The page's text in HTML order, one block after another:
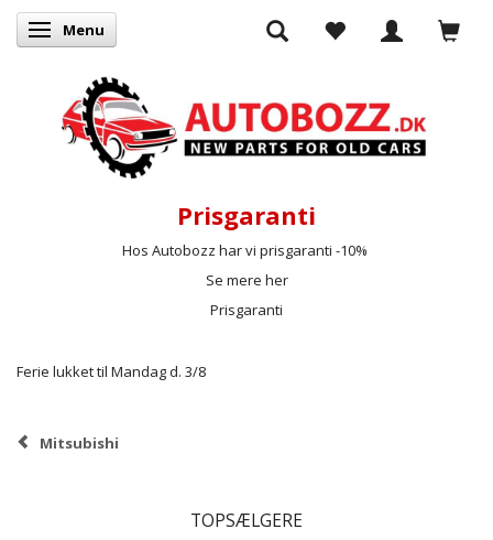
Skifte navigation
Menu
Prisgaranti
Hos Autobozz har vi prisgaranti -10%
Se mere her
Prisgaranti
Ferie lukket til Mandag d. 3/8
Mitsubishi
TOPSÆLGERE